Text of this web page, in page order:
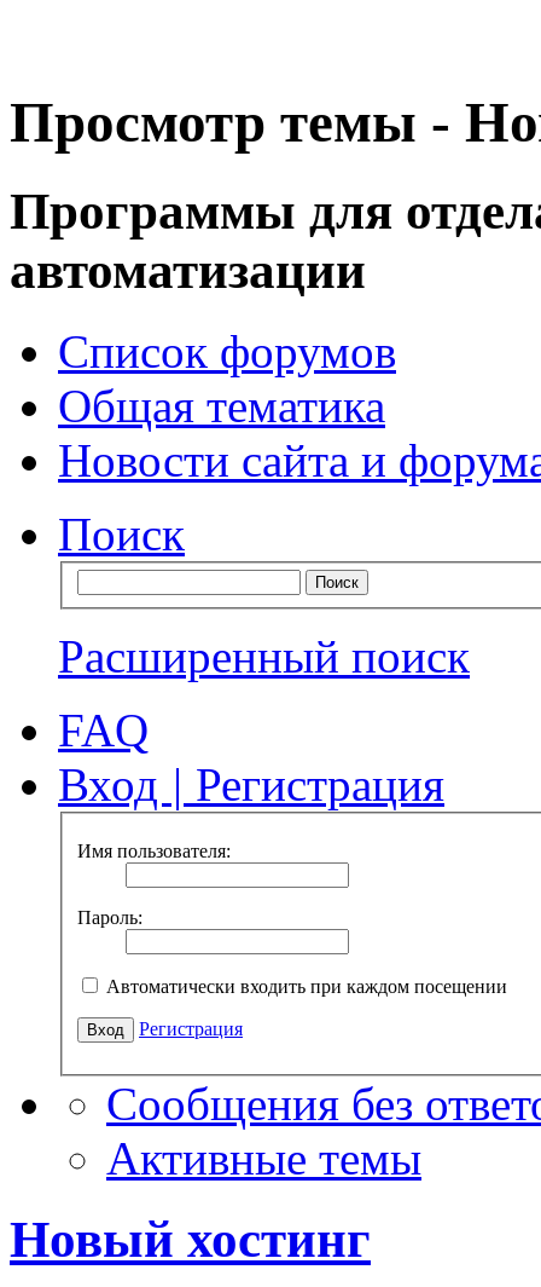
Просмотр темы -
Программы для
автоматизации
Список форумов
Общая тематика
Новости сайта и
Поиск
Расширенный поиск
FAQ
Вход | Регистрация
Имя пользователя:
Пароль:
Автоматически входить при каждом посещении
Регистрация
Сообщения без
Активные темы
Новый хостинг